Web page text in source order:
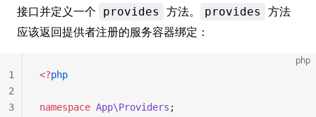
接口并定义一个 provides 方法。 provides
方法
应该返回提供者注册的服务容器绑定：
php
<?php
namespace App\Providers ;
1
2
3